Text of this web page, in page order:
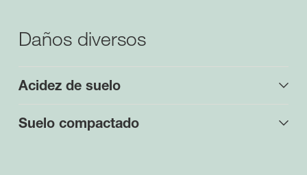
Daños diversos
Acidez de suelo
Suelo compactado